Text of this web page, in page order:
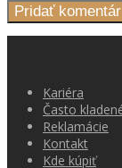
Kariéra
Často
Reklamácie
Kontakt
Kde kúpiť